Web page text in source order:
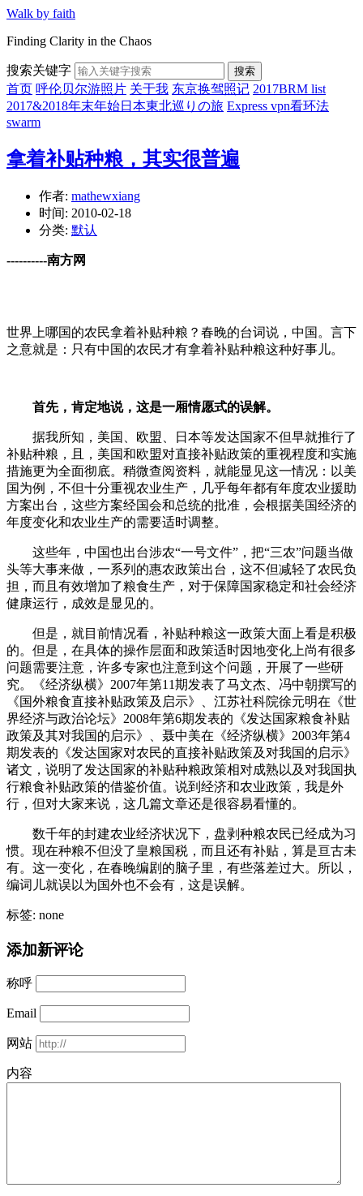
Walk by faith
Finding Clarity in the Chaos
搜索关键字 搜索
首页 呼伦贝尔游照片 关于我 东京换驾照记 2017BRM list
2017&2018年末年始日本東北巡りの旅 Express vpn看环法
swarm
拿着补贴种粮，其实很普遍
作者: mathewxiang
时间: 2010-02-18
分类: 默认
----------南方网
世界上哪国的农民拿着补贴种粮？春晚的台词说，中国。言下
之意就是：只有中国的农民才有拿着补贴种粮这种好事儿。
首先，肯定地说，这是一厢情愿式的误解。
据我所知，美国、欧盟、日本等发达国家不但早就推行了
补贴种粮，且，美国和欧盟对直接补贴政策的重视程度和实施
措施更为全面彻底。稍微查阅资料，就能显见这一情况：以美
国为例，不但十分重视农业生产，几乎每年都有年度农业援助
方案出台，这些方案经国会和总统的批准，会根据美国经济的
年度变化和农业生产的需要适时调整。
这些年，中国也出台涉农“一号文件”，把“三农”问题当做
头等大事来做，一系列的惠农政策出台，这不但减轻了农民负
担，而且有效增加了粮食生产，对于保障国家稳定和社会经济
健康运行，成效是显见的。
但是，就目前情况看，补贴种粮这一政策大面上看是积极
的。但是，在具体的操作层面和政策适时因地变化上尚有很多
问题需要注意，许多专家也注意到这个问题，开展了一些研
究。《经济纵横》2007年第11期发表了马文杰、冯中朝撰写的
《国外粮食直接补贴政策及启示》、江苏社科院徐元明在《世
界经济与政治论坛》2008年第6期发表的《发达国家粮食补贴
政策及其对我国的启示》、聂中美在《经济纵横》2003年第4
期发表的《发达国家对农民的直接补贴政策及对我国的启示》
诸文，说明了发达国家的补贴种粮政策相对成熟以及对我国执
行粮食补贴政策的借鉴价值。说到经济和农业政策，我是外
行，但对大家来说，这几篇文章还是很容易看懂的。
数千年的封建农业经济状况下，盘剥种粮农民已经成为习
惯。现在种粮不但没了皇粮国税，而且还有补贴，算是亘古未
有。这一变化，在春晚编剧的脑子里，有些落差过大。所以，
编词儿就误以为国外也不会有，这是误解。
标签: none
添加新评论
称呼
Email
网站
内容